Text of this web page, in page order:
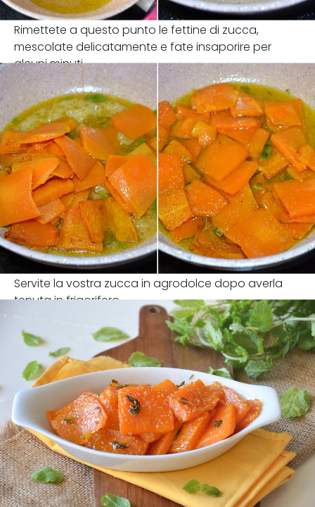
Rimettete a questo punto le fettine di zucca,
mescolate delicatamente e fate insaporire per
alcuni minuti.
Servite la vostra zucca in agrodolce dopo averla
tenuta in frigorifero.